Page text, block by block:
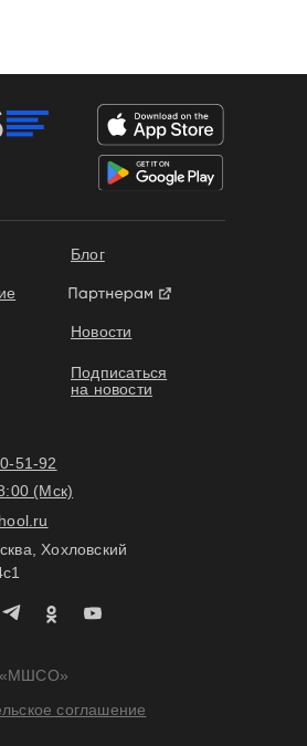
51-92
(Мск)
Хохловский
соглашение
Новости
Подписаться
на новости
Блог